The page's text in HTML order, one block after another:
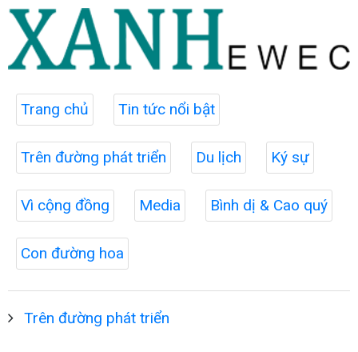
Trang chủ Tin tức nổi bật
Trên đường phát triển Du lịch Ký sự
Vì cộng đồng Media Bình dị & Cao quý
Con đường hoa
Trên đường phát triển